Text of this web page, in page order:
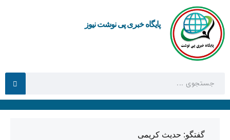
پایگاه خبری پی نوشت نیوز
گفتگو: حدیث کریمی